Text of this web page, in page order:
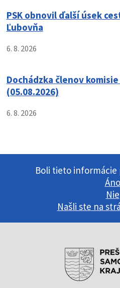
PSK obnovil ďalší úsek
Ľubovňa
6. 8. 2026
Dochádzka členov
(05.08.2026)
6. 8. 2026
Boli tieto informácie
Áno
Nie
Našli ste na